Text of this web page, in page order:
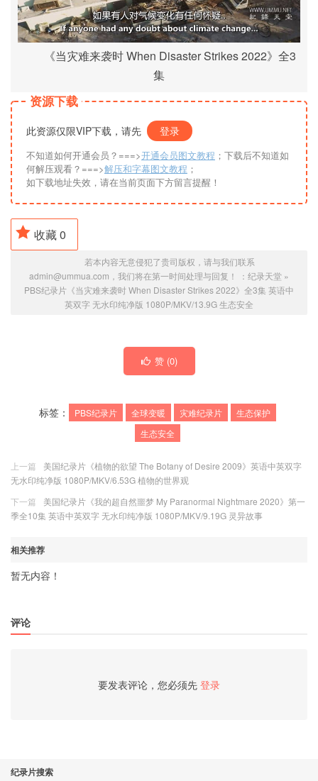
《当灾难来袭时 When Disaster Strikes 2022》全3
集
资源下载
此资源仅限VIP下载，请先 登录
不知道如何开通会员？===>开通会员图文教程 ；下载后不知道如
何解压观看？===>解压和字幕图文教程 ；
如下载地址失效，请在当前页面下方留言提醒！
收藏0
若本内容无意侵犯了贵司版权，请与我们联系
admin@ummua.com，我们将在第一时间处理与回复！ ： 纪录天堂 »
PBS纪录片《当灾难来袭时 When Disaster Strikes 2022》全3集 英语中
英双字 无水印纯净版 1080P/MKV/13.9G 生态安全
赞 (0)
标签： PBS纪录片 全球变暖 灾难纪录片
生态保护
生态安全
上一篇
美国纪录片《植物的欲望 The Botany of Desire 2009》英语中英双字
无水印纯净版 1080P/MKV/6.53G 植物的世界观
下一篇
美国纪录片《我的超自然噩梦 My Paranormal Nightmare 2020》第一
季全10集 英语中英双字 无水印纯净版 1080P/MKV/9.19G 灵异故事
相关推荐
暂无内容！
评论
要发表评论，您必须先 登录
纪录片搜索